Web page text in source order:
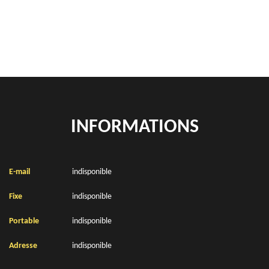
INFORMATIONS
E-mail indisponible
Fixe indisponible
Portable indisponible
Adresse indisponible